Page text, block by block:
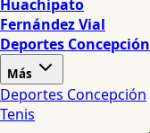
Huachipato
Fernández Vial
Deportes Concepción
Más
Deportes Concepción
Tenis